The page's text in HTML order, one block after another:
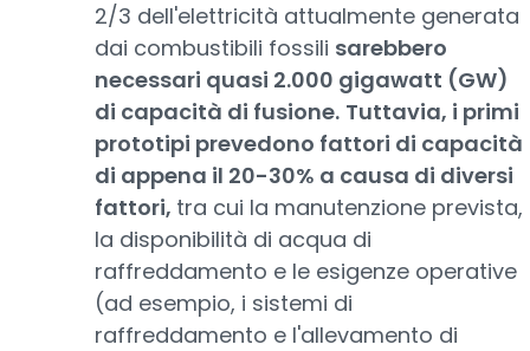
2/3 dell'elettricità attualmente generata
dai combustibili fossili sarebbero
necessari quasi 2.000 gigawatt (GW)
di capacità di fusione. Tuttavia, i primi
prototipi prevedono fattori di capacità
di appena il 20-30% a causa di diversi
fattori, tra cui la manutenzione prevista,
la disponibilità di acqua di
raffreddamento e le esigenze operative
(ad esempio, i sistemi di
raffreddamento e l'allevamento di